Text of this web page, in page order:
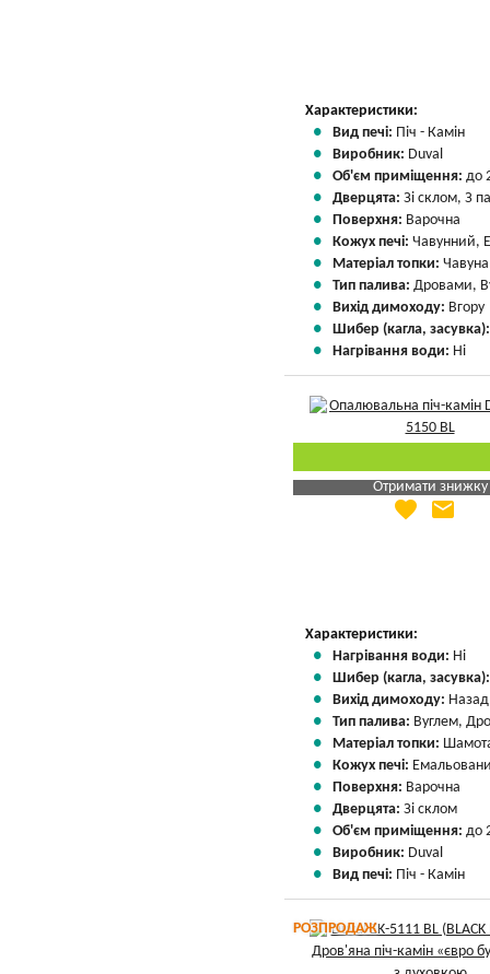
Характеристики:
Вид печі: Піч - Камін
Виробник: Duval
Об'єм приміщення: до
Дверцята: Зі склом, З
Поверхня: Варочна
Кожух печі: Чавунний,
Матеріал топки:
Тип палива: Дровами,
Вихід димоходу: Вгору
Шибер (кагла,
Нагрівання води: Ні
Отримати знижку
Яка Ваша ціна
favorite email
Характеристики:
Нагрівання води: Ні
Шибер (кагла,
Вихід димоходу: Назад
Тип палива: Вуглем,
Матеріал топки:
Кожух печі:
Поверхня: Варочна
Дверцята: Зі склом
Об'єм приміщення: до
Виробник: Duval
Вид печі: Піч - Камін
РОЗПРОДАЖ